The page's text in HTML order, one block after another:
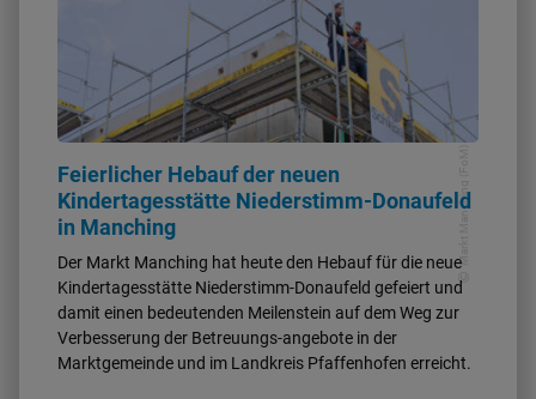
Markt Manching (FoM)
Feierlicher Hebauf der neuen
Kindertagesstätte Niederstimm-Donaufeld
in Manching
Der Markt Manching hat heute den Hebauf für die neue
Kindertagesstätte Niederstimm-Donaufeld gefeiert und
damit einen bedeutenden Meilenstein auf dem Weg zur
Verbesserung der Betreuungs-angebote in der
Marktgemeinde und im Landkreis Pfaffenhofen erreicht.